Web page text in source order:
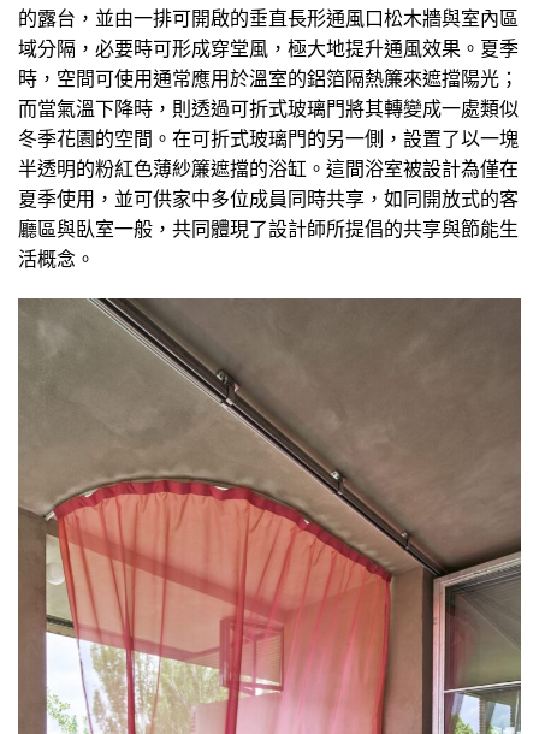
的露台，並由一排可開啟的垂直長形通風口松木牆與室內區
域分隔，必要時可形成穿堂風，極大地提升通風效果。夏季
時，空間可使用通常應用於溫室的鋁箔隔熱簾來遮擋陽光；
而當氣溫下降時，則透過可折式玻璃門將其轉變成一處類似
冬季花園的空間。在可折式玻璃門的另一側，設置了以一塊
半透明的粉紅色薄紗簾遮擋的浴缸。這間浴室被設計為僅在
夏季使用，並可供家中多位成員同時共享，如同開放式的客
廳區與臥室一般，共同體現了設計師所提倡的共享與節能生
活概念。